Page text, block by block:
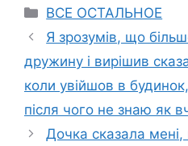
Categories
ВСЕ ОСТАЛЬНОЕ
Я зрозумів, що
дружину і вирішив
коли увійшов в
після чого не знаю як
Дочка сказала